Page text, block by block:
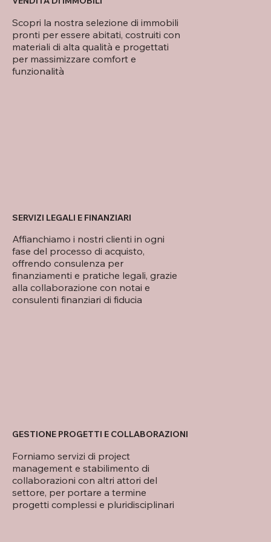
Scopri la nostra selezione di immobili
pronti per essere abitati, costruiti con
materiali di alta qualità e progettati
per massimizzare comfort e
funzionalità
SERVIZI LEGALI E FINANZIARI
Affianchiamo i nostri clienti in ogni
fase del processo di acquisto,
offrendo consulenza per
finanziamenti e pratiche legali, grazie
alla collaborazione con notai e
consulenti finanziari di fiducia
GESTIONE PROGETTI E COLLABORAZIONI
Forniamo servizi di project
management e stabilimento di
collaborazioni con altri attori del
settore, per portare a termine
progetti complessi e pluridisciplinari